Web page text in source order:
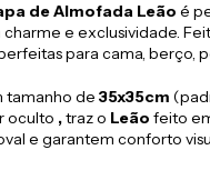
de Almofada Leão é
e exclusividade.
para cama, berço,
tamanho de 35x35cm
oculto ,traz o Leão feito
e garantem conforto